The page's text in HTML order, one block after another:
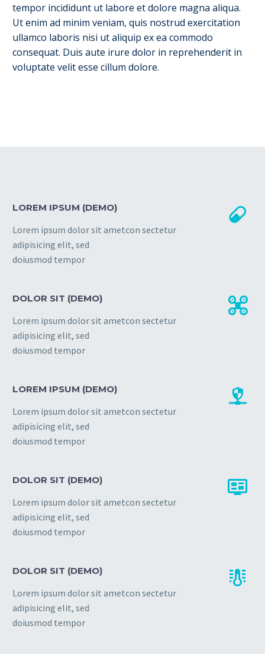
tempor incididunt ut labore et dolore magna aliqua.
Ut enim ad minim veniam, quis nostrud exercitation
ullamco laboris nisi ut aliquip ex ea commodo
consequat. Duis aute irure dolor in reprehenderit in
voluptate velit esse cillum dolore.
LOREM IPSUM (DEMO)
Lorem ipsum dolor sit ametcon sectetur
adipisicing elit, sed
doiusmod tempor


DOLOR SIT (DEMO)
Lorem ipsum dolor sit ametcon sectetur
adipisicing elit, sed
doiusmod tempor


LOREM IPSUM (DEMO)
Lorem ipsum dolor sit ametcon sectetur
adipisicing elit, sed
doiusmod tempor


DOLOR SIT (DEMO)
Lorem ipsum dolor sit ametcon sectetur
adipisicing elit, sed
doiusmod tempor


DOLOR SIT (DEMO)
Lorem ipsum dolor sit ametcon sectetur
adipisicing elit, sed
doiusmod tempor

